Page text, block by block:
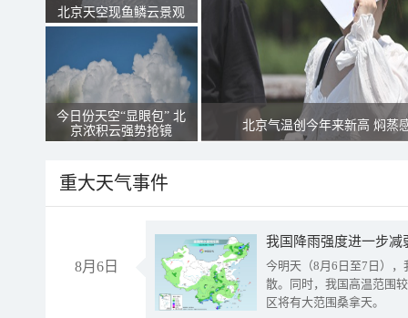
北京天空现鱼鳞云景观
今日份天空“显眼包” 北
京浓积云强势抢镜
北京气温创今年来新高 焖蒸
重大天气事件
8月6日
今明天（8月6日至7日）
散。同时，我国高温范围
区将有大范围桑拿天。